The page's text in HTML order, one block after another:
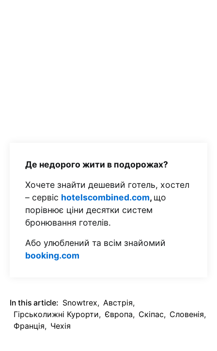
Де недорого жити в подорожах?
Хочете знайти дешевий готель, хостел
– сервіс hotelscombined.com, що
порівнює ціни десятки систем
бронювання готелів.
Або улюблений та всім знайомий
booking.com
In this article: Snowtrex, Австрія,
Гірськолижні Курорти, Європа, Скіпас, Словенія,
Франція, Чехія